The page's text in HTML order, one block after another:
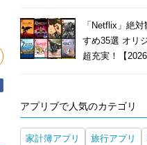
「Netflix」絶
すめ35選 オリ
超充実！【2026
アプリブで人気のカテゴリ
家計簿アプリ 旅行アプリ